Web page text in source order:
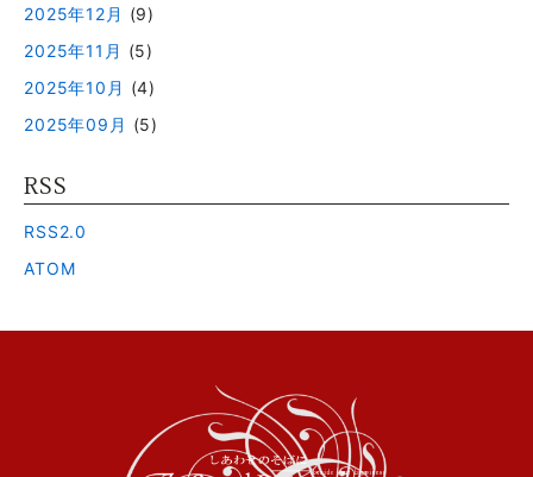
2025年12月 (9)
2025年11月 (5)
2025年10月 (4)
2025年09月 (5)
RSS
RSS2.0
ATOM